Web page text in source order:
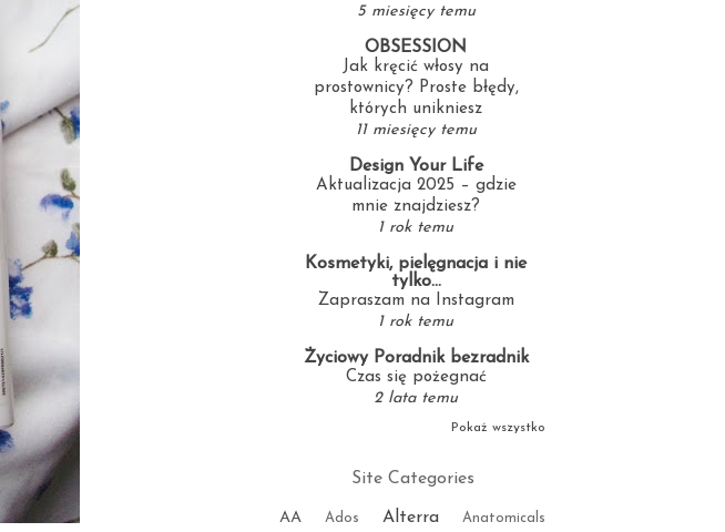
5 miesięcy temu
OBSESSION
Jak kręcić włosy na
prostownicy? Proste błędy,
których unikniesz
11 miesięcy temu
Design Your Life
Aktualizacja 2025 – gdzie
mnie znajdziesz?
1 rok temu
Kosmetyki, pielęgnacja i nie
tylko...
Zapraszam na Instagram
1 rok temu
Życiowy Poradnik bezradnik
Czas się pożegnać
2 lata temu
Pokaż wszystko
Site Categories
AA Ados Alterra
Anatomicals